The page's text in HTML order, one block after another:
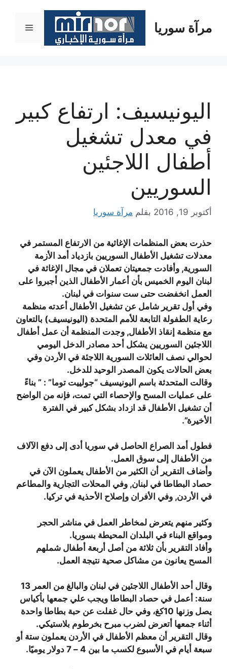
المحتوىمرآة سوريا القائمة
اليونيسيف: ارتفاع كبير
في معدل تشغيل
أطفال اللاجئين
السوريين
أكتوبر 19, 2016 بقلم مرآة سوريا
حذرت بعض المنظمات الإغاثية من الارتفاع المستمر في
معدلات تشغيل الأطفال السوريين بازدياد أمد الأزمة
السورية, وأفادت جمعيتان تعملان في مجال الإغاثة في
لبنان اليوم الخميس بأن أعمار الأطفال الذين أجبروا على
العمل انخفضت حتى ست سنوات في لبنان.
وفي أول تقرير شامل عن تشغيل الأطفال أعدته منظمة
رعاية الطفولة التابعة للأمم المتحدة (اليونيسيف) بالتعاون
مع منظمة إنقاذ الأطفال, وجدت المنظمة أن عمل أطفال
اللاجئين السوريين يشكل أحد مصادر الدخل اليومي
لحوالي نصف العائلات السورية اللاجئة في الأردن وفي
بعض الحالات يكون المصدر الوحيد للدخل.
وقالت المتحدثة باسم اليونيسيف “جولييت توما” : ” بناءً
على عمليات المسح والإحصاء التي تمت، فإنه من الواضح
أن تشغيل الأطفال قد ازداد بشكل كبير في الفترة
الأخيرة”.
فطول أمد الصراع الحاصل في سوريا أدى إلى دفع الآلاف
من الأطفال إلى سوق العمل.
وأضاف التقرير أن الكثير من الأطفال يعملون الآن في
حصاد البطاطا في لبنان, وفي المحلات التجارية والمطاعم
في الأردن, وفي الأفران وإصلاح الأحذية في تركيا.
وكثير منهم يتعرض لمخاطر العمل في مناشر الحجر
ومواقع البناء في البلدان المحيطة بسوريا.
وأفاد التقرير بأن ثلاثة من أصل أربعة أطفال شملهم
المسح يعانون من مشاكل صحية نتيجة العمل.
وقال أحد الأطفال اللاجئين في لبنان والبالغ من العمر 13
سنة: أعمل في حصاد البطاطا ويجب علي جمعها بأكياس
يصل وزنها 10كغ، وفي حال غفلت عن حبة بطاطا واحدة
أثناء جمعها أتعرض لضرب مبرح بخرطوم بلاستيكي.
وقال التقرير أن معظم الأطفال في الأردن يعملون ستة أو
سبعة أيام في الأسبوع لكسب ما بين 4 – 7 دولار يوميًا.